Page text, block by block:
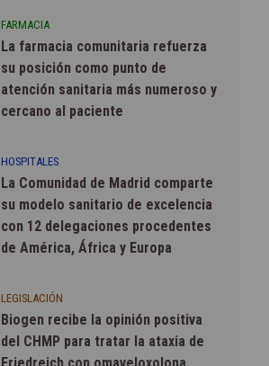
FARMACIA
La farmacia comunitaria refuerza
su posición como punto de
atención sanitaria más numeroso y
cercano al paciente
HOSPITALES
La Comunidad de Madrid comparte
su modelo sanitario de excelencia
con 12 delegaciones procedentes
de América, África y Europa
LEGISLACIÓN
Biogen recibe la opinión positiva
del CHMP para tratar la ataxia de